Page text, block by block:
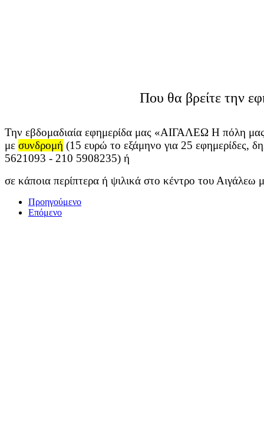
Που θα βρείτε την
Την εβδομαδιαία εφημερίδα μας «ΑΙΓΑΛΕΩ Η πόλη
με συνδρομή (15 ευρώ το εξάμηνο για 25 εφημερίδες,
5621093 - 210 5908235) ή
σε κάποια περίπτερα ή ψιλικά στο κέντρο του Αιγάλεω
Προηγούμενο
Επόμενο